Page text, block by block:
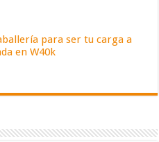
para ser tu carga a
en W40k